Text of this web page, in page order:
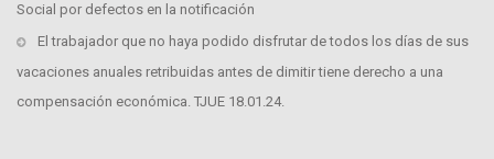
Social por defectos en la notificación
El trabajador que no haya podido disfrutar de todos los días de sus
vacaciones anuales retribuidas antes de dimitir tiene derecho a una
compensación económica. TJUE 18.01.24.